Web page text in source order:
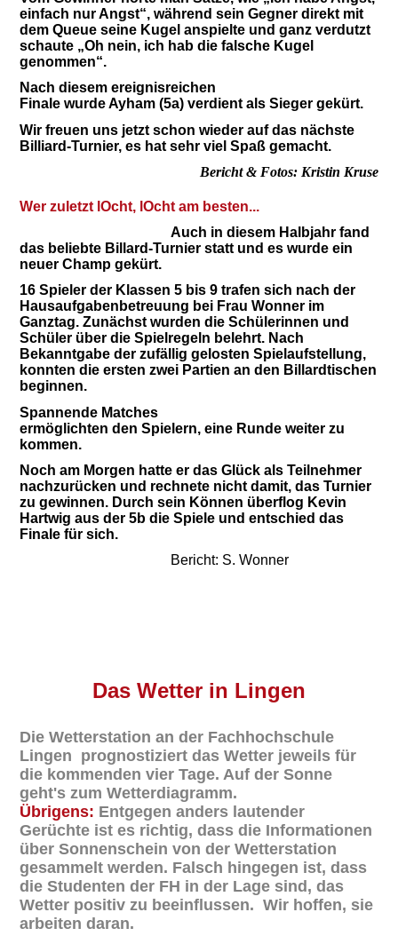
einfach nur Angst“, während sein Gegner direkt mit
dem Queue seine Kugel anspielte und ganz verdutzt
schaute „Oh nein, ich hab die falsche Kugel
genommen“.
Nach diesem ereignisreichen
Finale wurde Ayham (5a) verdient als Sieger gekürt.
Wir freuen uns jetzt schon wieder auf das nächste
Billiard-Turnier, es hat sehr viel Spaß gemacht.
Bericht & Fotos: Kristin Kruse
Wer zuletzt lOcht, lOcht am besten...
Auch in diesem Halbjahr fand
das beliebte Billard-Turnier statt und es wurde ein
neuer Champ gekürt.
16 Spieler der Klassen 5 bis 9 trafen sich nach der
Hausaufgabenbetreuung bei Frau Wonner im
Ganztag. Zunächst wurden die Schülerinnen und
Schüler über die Spielregeln belehrt. Nach
Bekanntgabe der zufällig gelosten Spielaufstellung,
konnten die ersten zwei Partien an den Billardtischen
beginnen.
Spannende Matches
ermöglichten den Spielern, eine Runde weiter zu
kommen.
Noch am Morgen hatte er das Glück als Teilnehmer
nachzurücken und rechnete nicht damit, das Turnier
zu gewinnen. Durch sein Können überflog Kevin
Hartwig aus der 5b die Spiele und entschied das
Finale für sich.
Bericht: S. Wonner
Das Wetter in Lingen
Die Wetterstation an der Fachhochschule
Lingen prognostiziert das Wetter jeweils für
die kommenden vier Tage. Auf der Sonne
geht's zum Wetterdiagramm.
Übrigens: Entgegen anders lautender
Gerüchte ist es richtig, dass die Informationen
über Sonnenschein von der Wetterstation
gesammelt werden. Falsch hingegen ist, dass
die Studenten der FH in der Lage sind, das
Wetter positiv zu beeinflussen. Wir hoffen, sie
arbeiten daran.